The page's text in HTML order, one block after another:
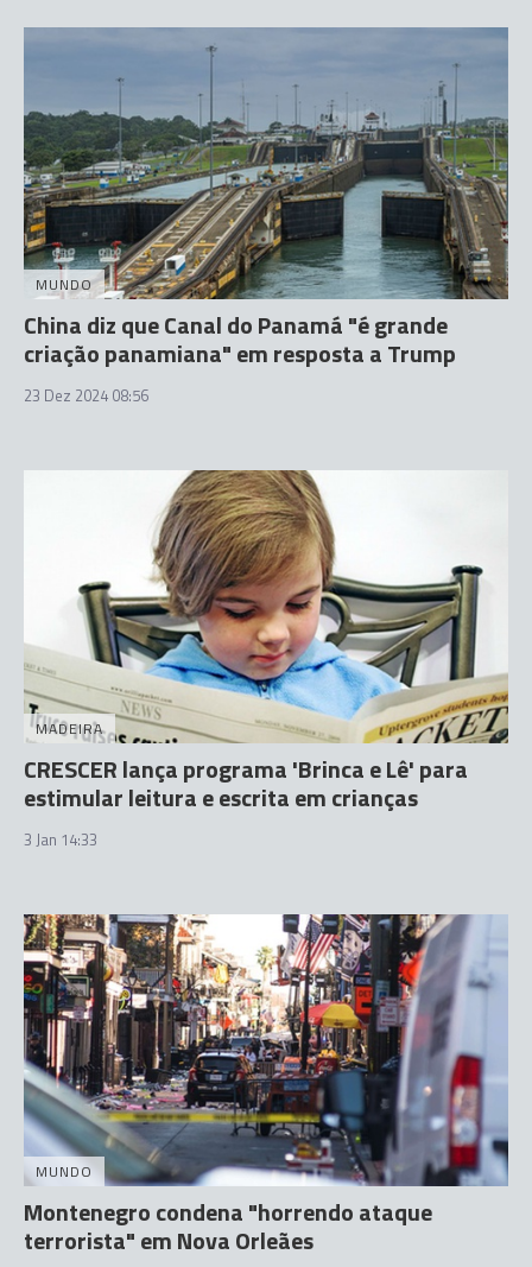
MUNDO
China diz que Canal do Panamá "é grande
criação panamiana" em resposta a Trump
23 Dez 2024 08:56
MADEIRA
CRESCER lança programa 'Brinca e Lê' para
estimular leitura e escrita em crianças
3 Jan 14:33
MUNDO
Montenegro condena "horrendo ataque
terrorista" em Nova Orleães